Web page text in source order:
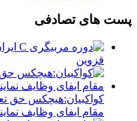
پست های تصادفی
قزوین
کواکبیان:هیچکس حق
مقام ایفای وظایف